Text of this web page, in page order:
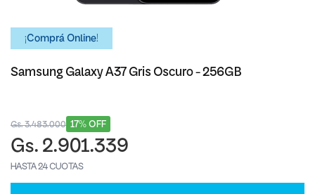
¡Comprá Online!
Samsung Galaxy A37 Gris Oscuro - 256GB
17% OFF
Gs. 3.483.000
Gs. 2.901.339
HASTA 24 CUOTAS